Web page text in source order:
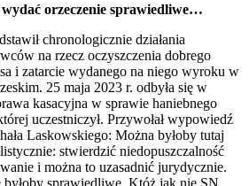
orzeczenie sprawiedliwe…
chronologicznie działania
na rzecz oczyszczenia dobrego
i zatarcie wydanego na niego wyroku w
25 maja 2023 r. odbyła się w
kasacyjna w sprawie haniebnego
uczestniczył. Przywołał wypowiedź
Laskowskiego: Można byłoby tutaj
stwierdzić niedopuszczalność
i można to uzasadnić jurydycznie.
sprawiedliwe. Któż jak nie SN